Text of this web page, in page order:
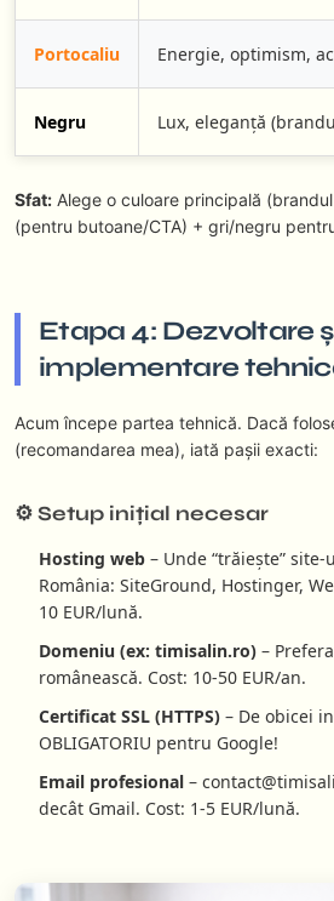
Portocaliu Energie, optimism,
Negru Lux, eleganță
Sfat: Alege o culoare principală
(pentru butoane/CTA) + gri/negru
Etapa 4: Dezvoltare
implementare
Acum începe partea tehnică. Dacă
(recomandarea mea), iată pașii exacti:
⚙️ Setup inițial necesar
Hosting web – Unde “trăiește”
România: SiteGround, Hostinger,
10 EUR/lună.
Domeniu (ex: timisalin.ro) –
românească. Cost: 10-50 EUR/an.
Certificat SSL (HTTPS) – De obicei
OBLIGATORIU pentru Google!
Email profesional –
decât Gmail. Cost: 1-5 EUR/lună.